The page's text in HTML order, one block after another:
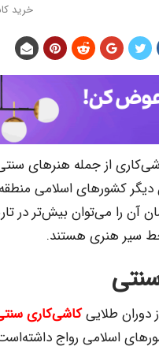
خرید
از جمله هنرهای سنتی
دیگر کشورهای اسلامی
آن را می‌توان بیش‌تر در
سیر هنری هستند.
دوران طلاییکاشی‌کاری
اسلامی رواج